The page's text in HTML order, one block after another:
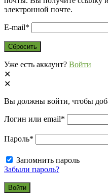
электронной почте.
E-mail*
Уже есть аккаунт? Войти
Вы должны войти, чтобы
Логин или email*
Пароль*
Запомнить пароль
Забыли пароль?